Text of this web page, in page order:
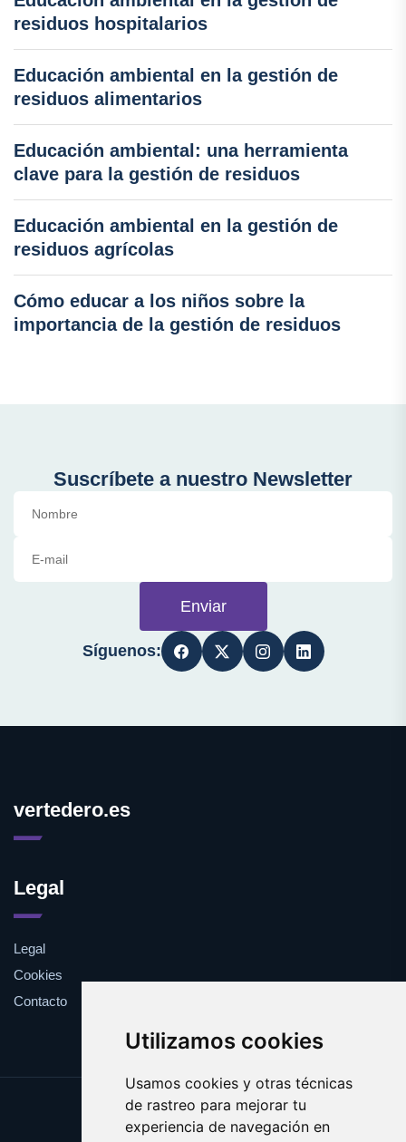
Utilizamos cookies
Usamos cookies y otras técnicas
de rastreo para mejorar tu
experiencia de navegación en
residuos hospitalarios
Educación ambiental en la gestión de
residuos alimentarios
Educación ambiental: una herramienta
clave para la gestión de residuos
Educación ambiental en la gestión de
residuos agrícolas
Cómo educar a los niños sobre la
importancia de la gestión de residuos
Suscríbete a nuestro Newsletter
Enviar
Síguenos:
vertedero.es
Legal
Legal
Cookies
Contacto
Update cookies preferences